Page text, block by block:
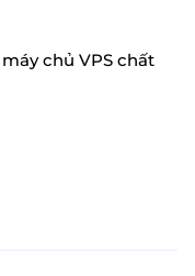
chủ VPS chất